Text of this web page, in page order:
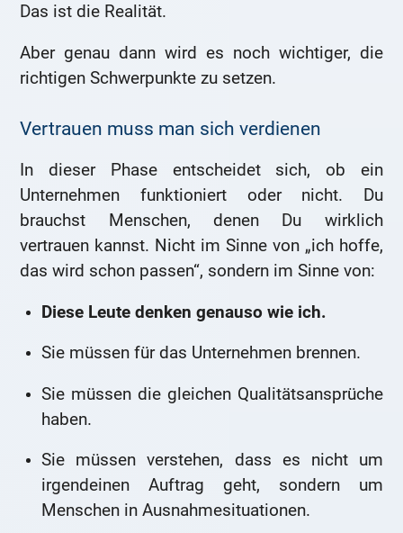
Das ist die Realität.
Aber genau dann wird es noch wichtiger, die
richtigen Schwerpunkte zu setzen.
Vertrauen muss man sich verdienen
In dieser Phase entscheidet sich, ob ein
Unternehmen funktioniert oder nicht. Du
brauchst Menschen, denen Du wirklich
vertrauen kannst. Nicht im Sinne von „ich hoffe,
das wird schon passen“, sondern im Sinne von:
Diese Leute denken genauso wie ich.
Sie müssen für das Unternehmen brennen.
Sie müssen die gleichen Qualitätsansprüche
haben.
Sie müssen verstehen, dass es nicht um
irgendeinen Auftrag geht, sondern um
Menschen in Ausnahmesituationen.